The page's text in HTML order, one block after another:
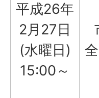
平成26年
2月27日
(水曜日)
15:00～